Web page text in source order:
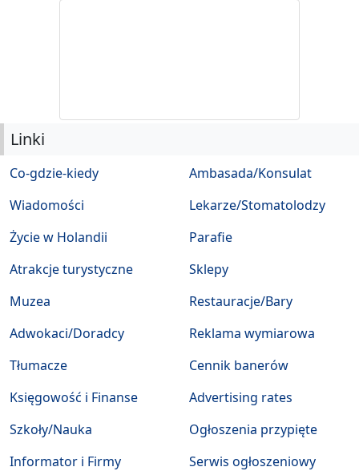
Linki
Co-gdzie-kiedy
Wiadomości
Życie w Holandii
Atrakcje turystyczne
Muzea
Ambasada/Konsulat
Lekarze/Stomatolodzy
Parafie
Sklepy
Restauracje/Bary
Adwokaci/Doradcy
Tłumacze
Księgowość i Finanse
Szkoły/Nauka
Informator i Firmy
Reklama wymiarowa
Cennik banerów
Advertising rates
Ogłoszenia przypięte
Serwis ogłoszeniowy